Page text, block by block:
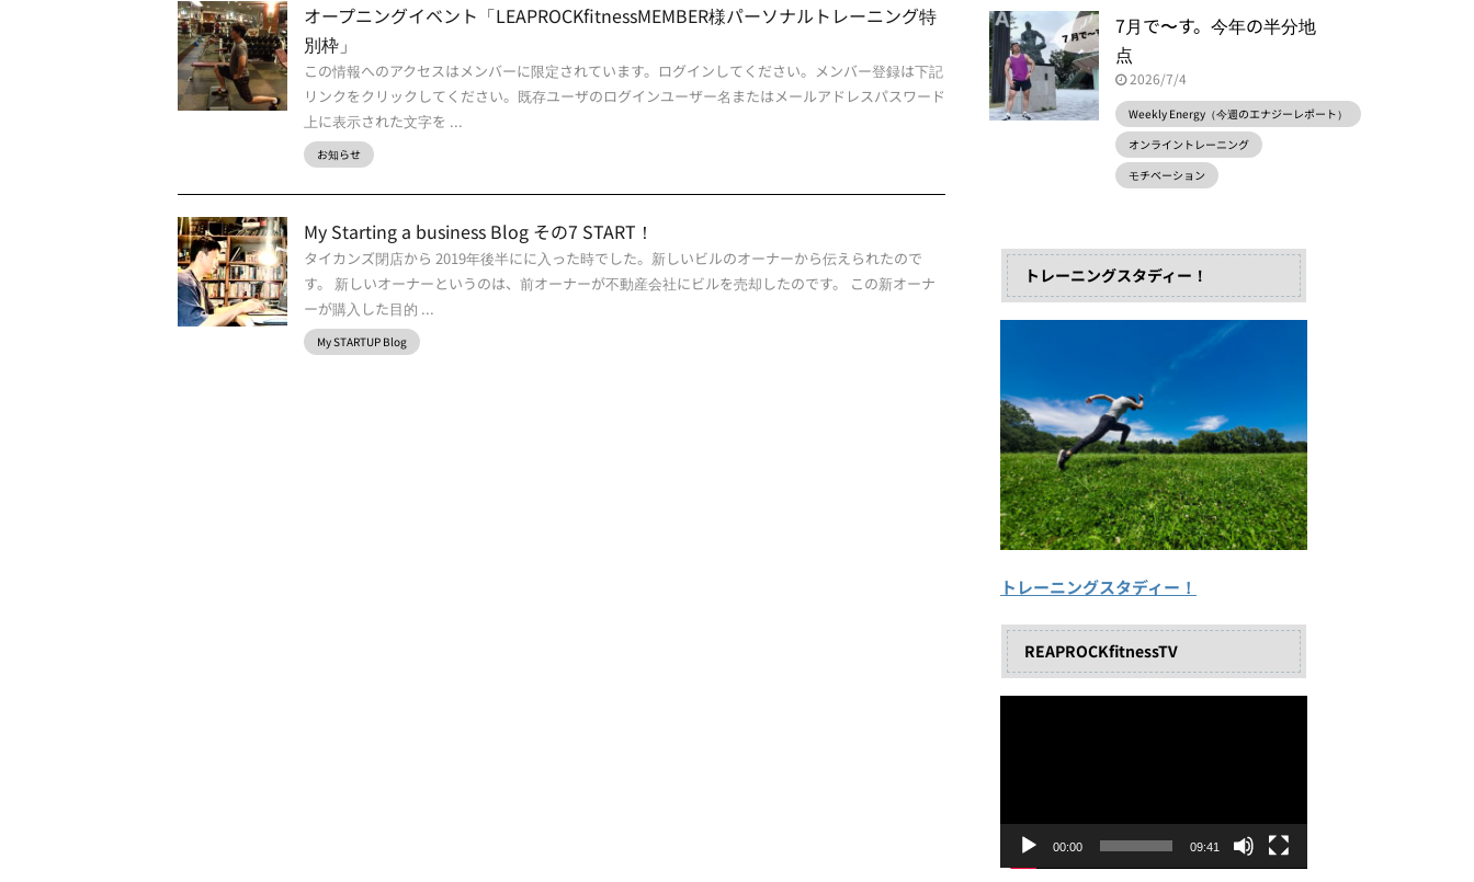
オープニングイベント「LEAPROCKfitnessMEMBER様パーソナルトレーニング特
別枠」
この情報へのアクセスはメンバーに限定されています。ログインしてください。メンバー登録は下記
リンクをクリックしてください。既存ユーザのログインユーザー名またはメールアドレスパスワード
上に表示された文字を ...
お知らせ
My Starting a business Blog その7 START！
タイカンズ閉店から 2019年後半にに入った時でした。新しいビルのオーナーから伝えられたので
す。 新しいオーナーというのは、前オーナーが不動産会社にビルを売却したのです。 この新オーナ
ーが購入した目的 ...
My STARTUP Blog
7月で〜す。今年の半分地
点
2026/7/4
Weekly Energy（今週のエナジーレポート）
オンライントレーニング
モチベーション
トレーニングスタディー！
トレーニングスタディー！
REAPROCKfitnessTV
ー
00:00 09:41